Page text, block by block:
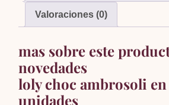
Valoraciones (0)
mas sobre este
novedades
loly choc ambrosoli en
unidades